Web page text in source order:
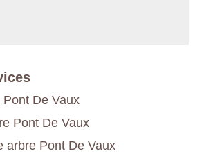
De Vaux
Pont De Vaux
arbre Pont De Vaux